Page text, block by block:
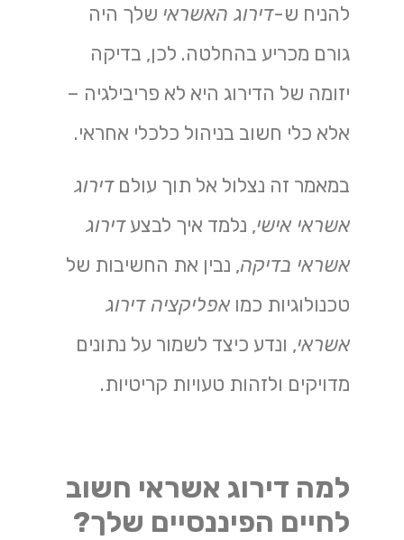
להניח ש-דירוג האשראי שלך היה
גורם מכריע בהחלטה. לכן, בדיקה
יזומה של הדירוג היא לא פריבילגיה –
אלא כלי חשוב בניהול כלכלי אחראי.
במאמר זה נצלול אל תוך עולםדירוג
אשראי אישי, נלמד איך לבצעדירוג
אשראי בדיקה, נבין את החשיבות של
טכנולוגיות כמו אפליקציה דירוג
אשראי, ונדע כיצד לשמור על נתונים
מדויקים ולזהות טעויות קריטיות.
למה דירוג אשראי חשוב
לחיים הפיננסיים שלך?